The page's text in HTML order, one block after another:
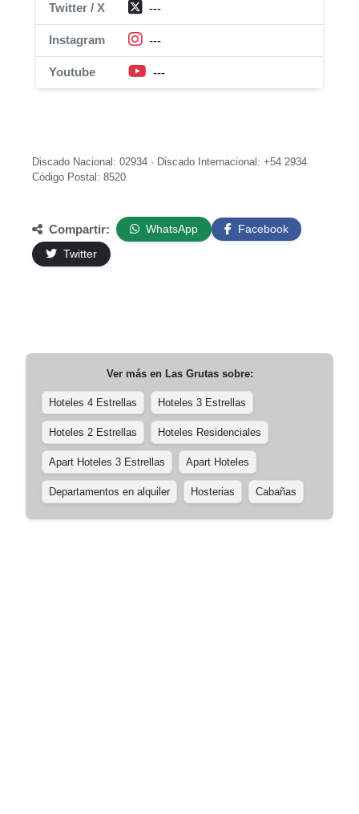
Twitter / X ---
Instagram ---
Youtube ---
Discado Nacional: 02934 · Discado Internacional: +54 2934
Código Postal: 8520
Compartir: WhatsApp
Facebook
Twitter
Ver más en Las Grutassobre:
Hoteles 4 Estrellas Hoteles 3 Estrellas
Hoteles 2 Estrellas Hoteles Residenciales
Apart Hoteles 3 Estrellas Apart Hoteles
Departamentos en alquiler Hosterias Cabañas